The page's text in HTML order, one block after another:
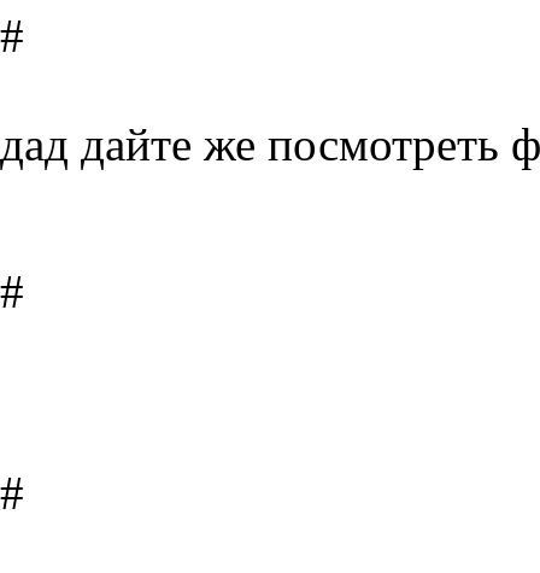
#
дад дайте же посмотреть
#
#